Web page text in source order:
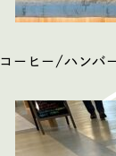
コーヒー/ハンバ